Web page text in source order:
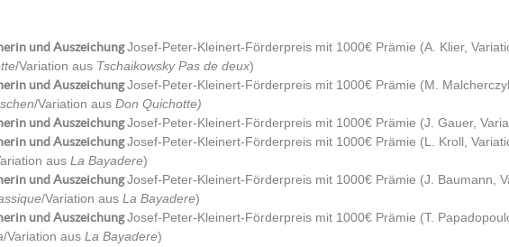
und AuszeichungJosef-Peter-Kleinert-Förderpreis mit 1000€ Prämie (A. Klier,
/Variation aus Tschaikowsky Pas de deux)
und AuszeichungJosef-Peter-Kleinert-Förderpreis mit 1000€ Prämie (M.
/Variation aus Don Quichotte)
und AuszeichungJosef-Peter-Kleinert-Förderpreis mit 1000€ Prämie (J. Gauer,
und AuszeichungJosef-Peter-Kleinert-Förderpreis mit 1000€ Prämie (L. Kroll,
aus La Bayadere)
und AuszeichungJosef-Peter-Kleinert-Förderpreis mit 1000€ Prämie (J. Baumann,
/Variation aus La Bayadere)
und AuszeichungJosef-Peter-Kleinert-Förderpreis mit 1000€ Prämie (T.
/Variation aus La Bayadere)